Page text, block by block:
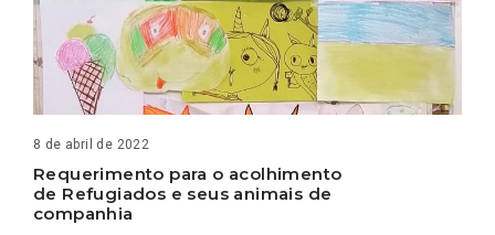
8 de abril de 2022
Requerimento para o acolhimento
de Refugiados e seus animais de
companhia